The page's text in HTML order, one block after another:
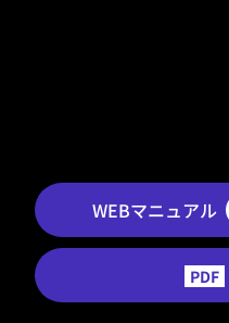
WEBマニュアル
PDF